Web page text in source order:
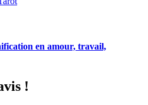
en amour, travail,
!